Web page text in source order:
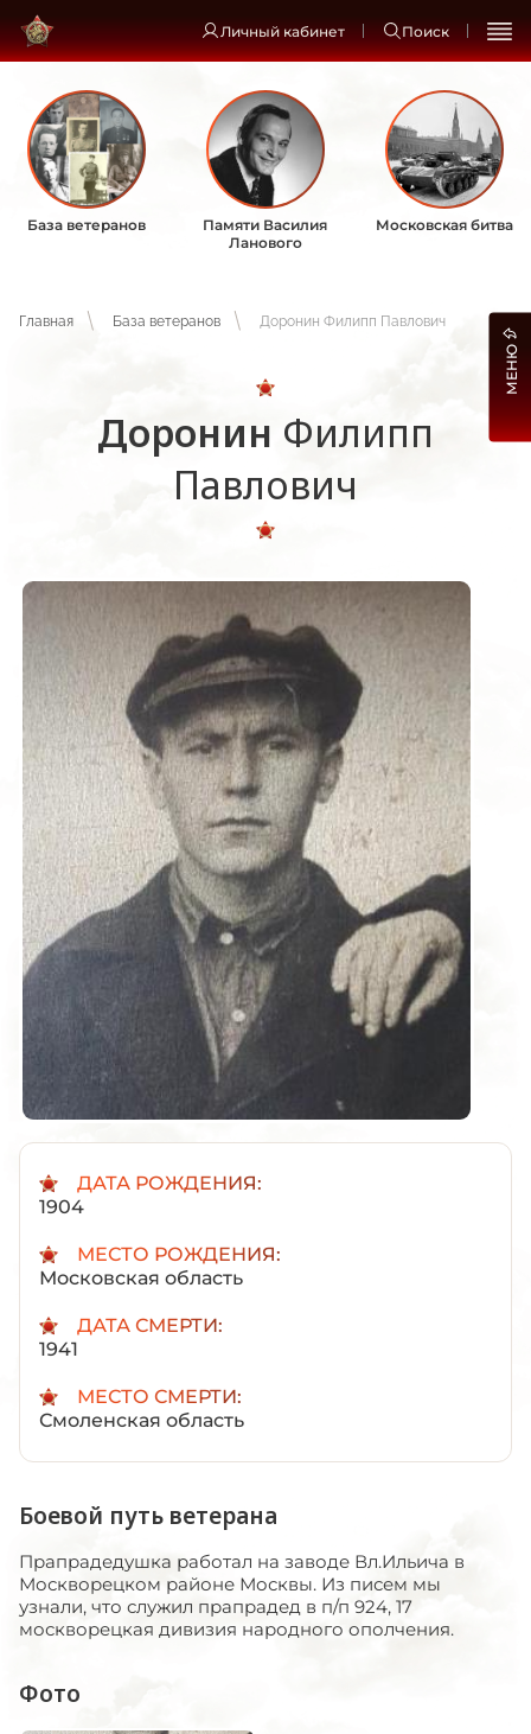
Личный кабинет Поиск
База ветеранов
Памяти Василия
Ланового
Московская битва
Главная База ветеранов Доронин Филипп Павлович
Доронин Филипп
Павлович
ДАТА РОЖДЕНИЯ:
1904
МЕСТО РОЖДЕНИЯ:
Московская область
ДАТА СМЕРТИ:
1941
МЕСТО СМЕРТИ:
Смоленская область
Боевой путь ветерана
Прапрадедушка работал на заводе Вл.Ильича в
Москворецком районе Москвы. Из писем мы
узнали, что служил прапрадед в п/п 924, 17
москворецкая дивизия народного ополчения.
Фото
МЕНЮ